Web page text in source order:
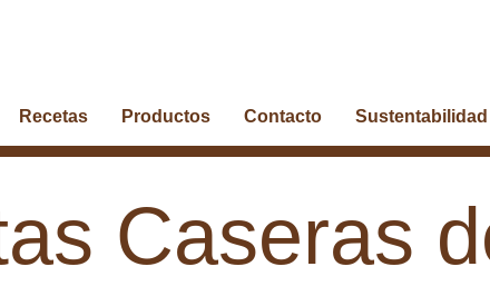
Recetas Productos Contacto Sustentabilidad
Caseras